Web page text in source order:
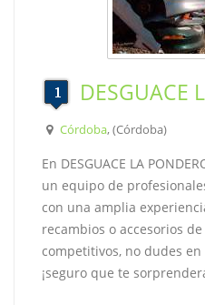
DESGUACE
Córdoba, (Córdoba)
En DESGUACE LA
un equipo de
con una amplia
recambios o accesorios
competitivos, no dudes
¡seguro que te